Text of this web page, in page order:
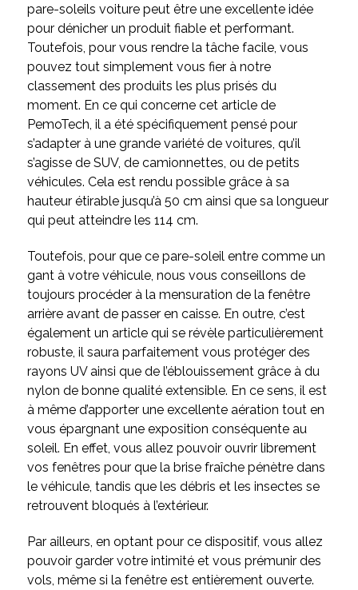
pare-soleils voiture peut être une excellente idée
pour dénicher un produit fiable et performant.
Toutefois, pour vous rendre la tâche facile, vous
pouvez tout simplement vous fier à notre
classement des produits les plus prisés du
moment. En ce qui concerne cet article de
PemoTech, il a été spécifiquement pensé pour
s’adapter à une grande variété de voitures, qu’il
s’agisse de SUV, de camionnettes, ou de petits
véhicules. Cela est rendu possible grâce à sa
hauteur étirable jusqu’à 50 cm ainsi que sa longueur
qui peut atteindre les 114 cm.
Toutefois, pour que ce pare-soleil entre comme un
gant à votre véhicule, nous vous conseillons de
toujours procéder à la mensuration de la fenêtre
arrière avant de passer en caisse. En outre, c’est
également un article qui se révèle particulièrement
robuste, il saura parfaitement vous protéger des
rayons UV ainsi que de l’éblouissement grâce à du
nylon de bonne qualité extensible. En ce sens, il est
à même d’apporter une excellente aération tout en
vous épargnant une exposition conséquente au
soleil. En effet, vous allez pouvoir ouvrir librement
vos fenêtres pour que la brise fraîche pénètre dans
le véhicule, tandis que les débris et les insectes se
retrouvent bloqués à l’extérieur.
Par ailleurs, en optant pour ce dispositif, vous allez
pouvoir garder votre intimité et vous prémunir des
vols, même si la fenêtre est entièrement ouverte.